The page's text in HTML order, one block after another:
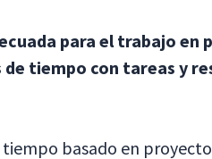
para el trabajo en
tiempo con tareas y
basado en